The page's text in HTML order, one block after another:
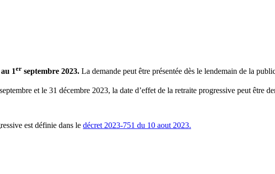
1er septembre 2023. La demande peut être présentée dès le lendemain de la
et le 31 décembre 2023, la date d’effet de la retraite progressive peut être
est définie dans le décret 2023-751 du 10 aout 2023.